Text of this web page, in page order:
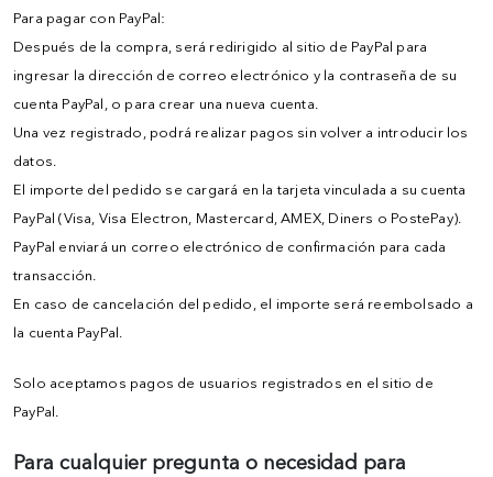
Para pagar con PayPal:
Después de la compra, será redirigido al sitio de PayPal para
ingresar la dirección de correo electrónico y la contraseña de su
cuenta PayPal, o para crear una nueva cuenta.
Una vez registrado, podrá realizar pagos sin volver a introducir los
datos.
El importe del pedido se cargará en la tarjeta vinculada a su cuenta
PayPal (Visa, Visa Electron, Mastercard, AMEX, Diners o PostePay).
PayPal enviará un correo electrónico de confirmación para cada
transacción.
En caso de cancelación del pedido, el importe será reembolsado a
la cuenta PayPal.
Solo aceptamos pagos de usuarios registrados en el sitio de
PayPal.
Para cualquier pregunta o necesidad para